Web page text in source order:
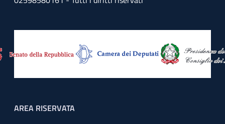
Footer menu
AREA RISERVATA